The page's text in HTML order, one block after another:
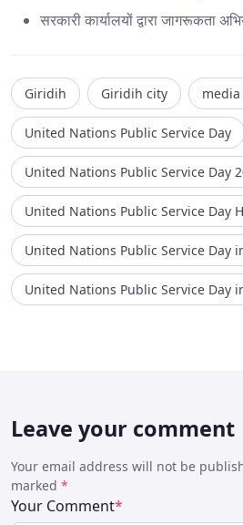
सरकारी कार्यालयों द्वारा जागरूकता
Giridih Giridih city
United Nations Public Service Day
United Nations Public Service Day
United Nations Public Service Day
United Nations Public Service Day
United Nations Public Service Day
Leave your comment
Your email address will not be
marked *
Your Comment*